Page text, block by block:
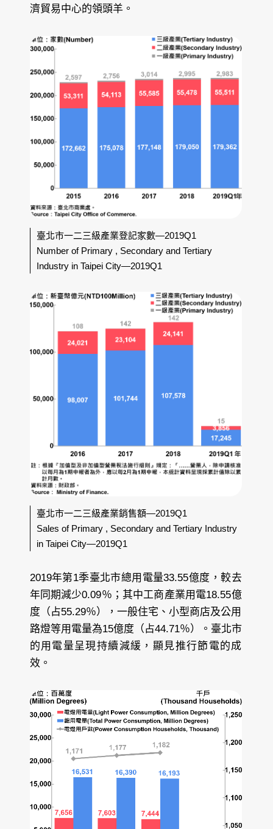
濟貿易中心的領頭羊。
臺北市一二三級產業登記家數—2019Q1
Number of Primary , Secondary and Tertiary
Industry in Taipei City—2019Q1
臺北市一二三級產業銷售額—2019Q1
Sales of Primary , Secondary and Tertiary Industry
in Taipei City—2019Q1
2019年第1季臺北市總用電量33.55億度，較去
年同期減少0.09％；其中工商產業用電18.55億
度（占55.29％），一般住宅、小型商店及公用
路燈等用電量為15億度（占44.71％）。臺北市
的用電量呈現持續減緩，顯見推行節電的成
效。